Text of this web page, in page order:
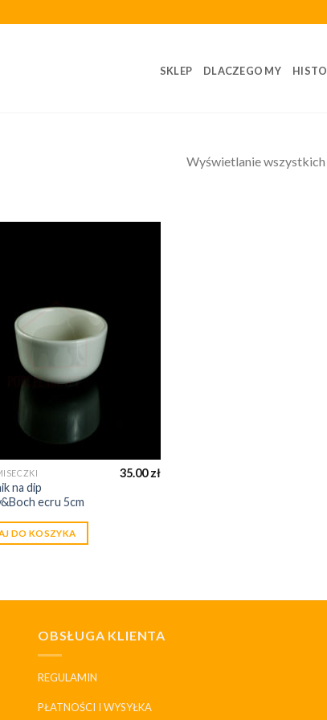
SKLEP DLACZEGO MY
Wyświetlanie
na dip
ecru 5cm
35.00zł
DO KOSZYKA
OBSŁUGA KLIENTA
REGULAMIN
PŁATNOŚCI I WYSYŁKA